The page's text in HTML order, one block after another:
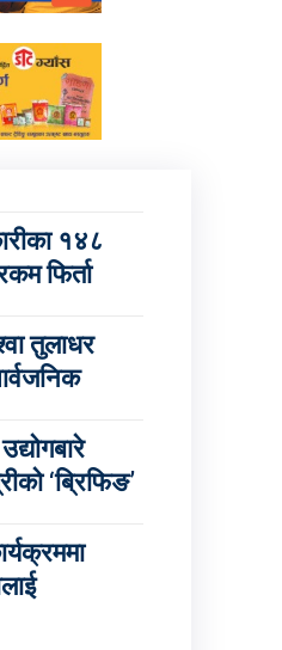
१४८
फिर्ता
तुलाधर
‘ब्रिफिङ’